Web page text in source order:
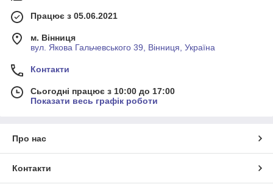
Працює з 05.06.2021
м. Вінниця
вул. Якова Гальчевського 39, Вінниця, Україна
Контакти
Сьогодні працює з 10:00 до 17:00
Показати весь графік роботи
Про нас
Контакти